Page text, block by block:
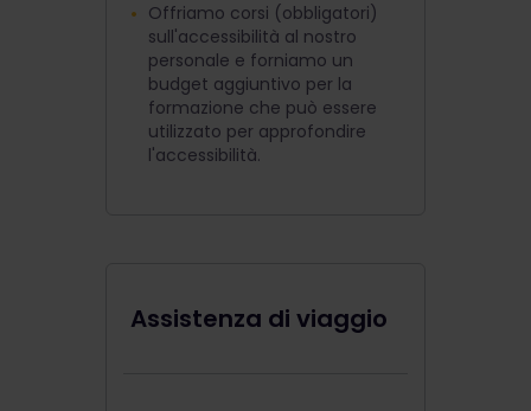
Offriamo corsi (obbligatori)
sull'accessibilità al nostro
personale e forniamo un
budget aggiuntivo per la
formazione che può essere
utilizzato per approfondire
l'accessibilità.
Assistenza di viaggio